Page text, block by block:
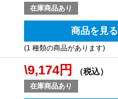
在庫商品あり
商品を見る
(1 種類の商品があります)
\9,174円 （税込）
在庫商品あり